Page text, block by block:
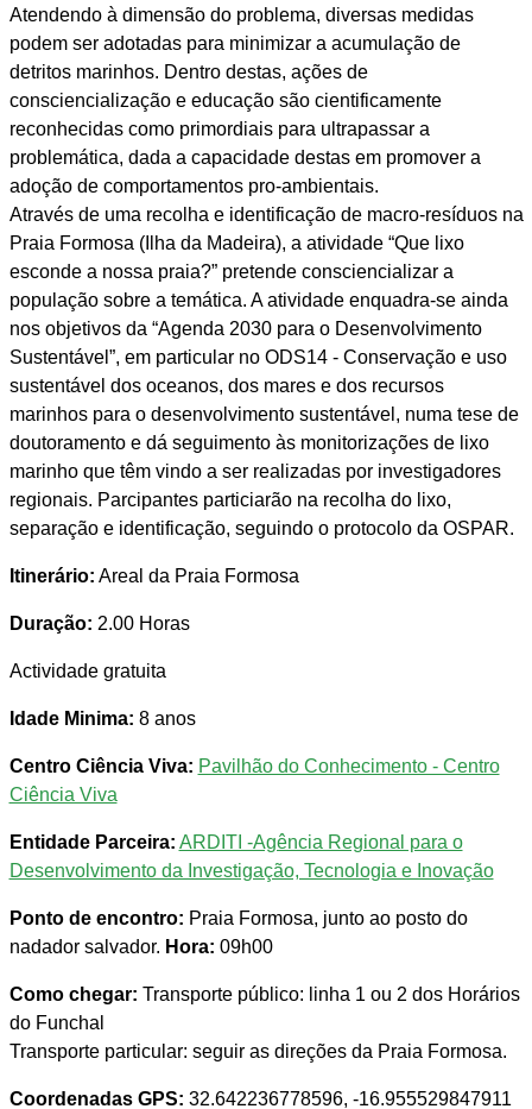
Atendendo à dimensão do problema, diversas medidas
podem ser adotadas para minimizar a acumulação de
detritos marinhos. Dentro destas, ações de
consciencialização e educação são cientificamente
reconhecidas como primordiais para ultrapassar a
problemática, dada a capacidade destas em promover a
adoção de comportamentos pro-ambientais.
Através de uma recolha e identificação de macro-resíduos na
Praia Formosa (Ilha da Madeira), a atividade “Que lixo
esconde a nossa praia?” pretende consciencializar a
população sobre a temática. A atividade enquadra-se ainda
nos objetivos da “Agenda 2030 para o Desenvolvimento
Sustentável”, em particular no ODS14 - Conservação e uso
sustentável dos oceanos, dos mares e dos recursos
marinhos para o desenvolvimento sustentável, numa tese de
doutoramento e dá seguimento às monitorizações de lixo
marinho que têm vindo a ser realizadas por investigadores
regionais. Parcipantes particiarão na recolha do lixo,
separação e identificação, seguindo o protocolo da OSPAR.
Itinerário: Areal da Praia Formosa
Duração: 2.00 Horas
Actividade gratuita
Idade Minima: 8 anos
Centro Ciência Viva: Pavilhão do Conhecimento - Centro
Ciência Viva
Entidade Parceira: ARDITI -Agência Regional para o
Desenvolvimento da Investigação, Tecnologia e Inovação
Ponto de encontro: Praia Formosa, junto ao posto do
nadador salvador. Hora: 09h00
Como chegar: Transporte público: linha 1 ou 2 dos Horários
do Funchal
Transporte particular: seguir as direções da Praia Formosa.
Coordenadas GPS: 32.642236778596, -16.955529847911